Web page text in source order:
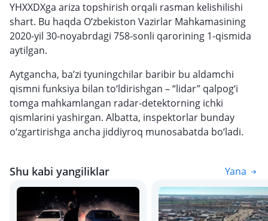
YHXXDXga ariza topshirish orqali rasman kelishilishi
shart. Bu haqda O‘zbekiston Vazirlar Mahkamasining
2020-yil 30-noyabrdagi 758-sonli qarorining 1-qismida
aytilgan.
Aytgancha, ba’zi tyuningchilar baribir bu aldamchi
qismni funksiya bilan to‘ldirishgan – “lidar” qalpog‘i
tomga mahkamlangan radar-detektorning ichki
qismlarini yashirgan. Albatta, inspektorlar bunday
o‘zgartirishga ancha jiddiyroq munosabatda bo‘ladi.
Shu kabi yangiliklar Yana